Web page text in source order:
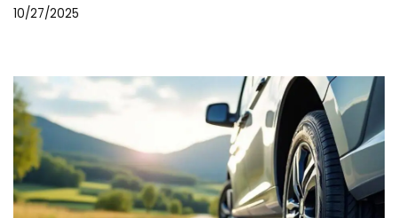
10/27/2025